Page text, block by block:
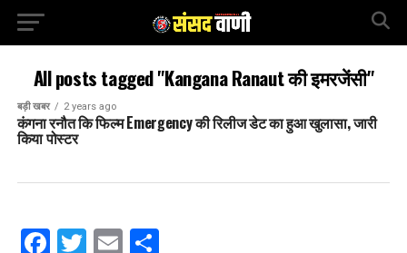
All posts tagged "Kangana Ranaut की इमरजेंसी"
बड़ी खबर 2 years ago
कंगना रनौत कि फिल्म Emergency की रिलीज डेट का हुआ खुलासा, जारी
किया पोस्टर
Facebook
Twitter
EmailShare